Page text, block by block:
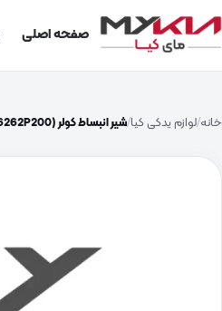
صفحه اصلی
خانه لوازم یدکی کیا شیر انبساط کولر (976262P200)